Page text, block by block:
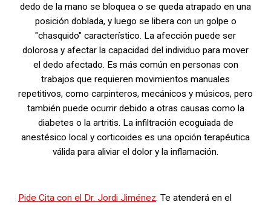
dedo de la mano se bloquea o se queda atrapado en una
posición doblada, y luego se libera con un golpe o
"chasquido" característico. La afección puede ser
dolorosa y afectar la capacidad del individuo para mover
el dedo afectado. Es más común en personas con
trabajos que requieren movimientos manuales
repetitivos, como carpinteros, mecánicos y músicos, pero
también puede ocurrir debido a otras causas como la
diabetes o la artritis. La infiltración ecoguiada de
anestésico local y corticoides es una opción terapéutica
válida para aliviar el dolor y la inflamación.
Pide Cita con el Dr. Jordi Jiménez. Te atenderá en el